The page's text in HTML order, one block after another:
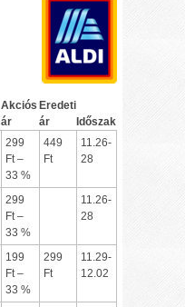
Akciós
ár
Eredeti
ár
Időszak
299
Ft –
33 %
449
Ft
11.26-
28
299
Ft –
33 %
11.26-
28
199
Ft –
33 %
299
Ft
11.29-
12.02